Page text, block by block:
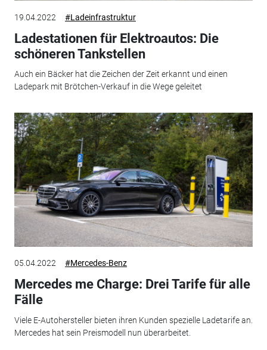
19.04.2022 #Ladeinfrastruktur
Ladestationen für Elektroautos: Die
schöneren Tankstellen
Auch ein Bäcker hat die Zeichen der Zeit erkannt und einen
Ladepark mit Brötchen-Verkauf in die Wege geleitet
05.04.2022 #Mercedes-Benz
Mercedes me Charge: Drei Tarife für alle
Fälle
Viele E-Autohersteller bieten ihren Kunden spezielle Ladetarife an.
Mercedes hat sein Preismodell nun überarbeitet.